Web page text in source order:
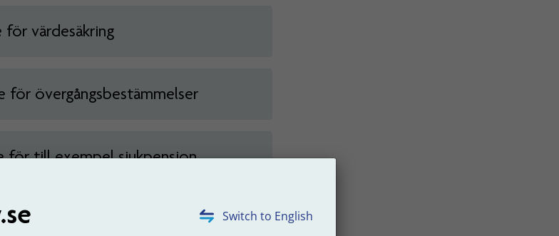
Switch to English
för värdesäkring
för övergångsbestämmelser
för till exempel sjukpension
för avtal om omställning (tidigare